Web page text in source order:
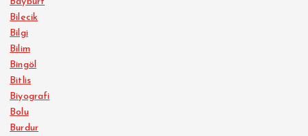
Bilecik
Bilgi
Bilim
Bingöl
Bitlis
Biyografi
Bolu
Burdur